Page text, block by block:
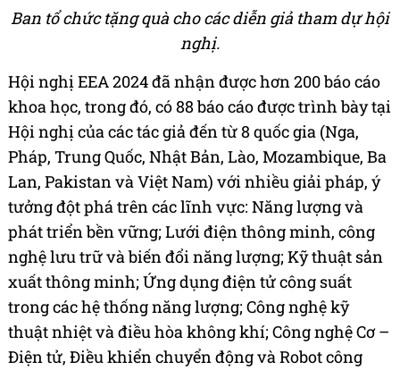
Ban tổ chức tặng quà cho các diễn giả tham dự hội
nghị.
Hội nghị EEA 2024 đã nhận được hơn 200 báo cáo
khoa học, trong đó, có 88 báo cáo được trình bày tại
Hội nghị của các tác giả đến từ 8 quốc gia (Nga,
Pháp, Trung Quốc, Nhật Bản, Lào, Mozambique, Ba
Lan, Pakistan và Việt Nam) với nhiều giải pháp, ý
tưởng đột phá trên các lĩnh vực: Năng lượng và
phát triển bền vững; Lưới điện thông minh, công
nghệ lưu trữ và biến đổi năng lượng; Kỹ thuật sản
xuất thông minh; Ứng dụng điện tử công suất
trong các hệ thống năng lượng; Công nghệ kỹ
thuật nhiệt và điều hòa không khí; Công nghệ Cơ –
Điện tử, Điều khiển chuyển động và Robot công